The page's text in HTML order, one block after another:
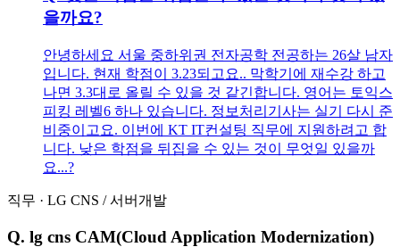
을까요?
안녕하세요 서울 중하위권 전자공학 전공하는 26살 남자
입니다. 현재 학점이 3.23되고요.. 막학기에 재수강 하고
나면 3.3대로 올릴 수 있을 것 같긴합니다. 영어는 토익스
피킹 레벨6 하나 있습니다. 정보처리기사는 실기 다시 준
비중이고요. 이번에 KT IT컨설팅 직무에 지원하려고 합
니다. 낮은 학점을 뒤집을 수 있는 것이 무엇일 있을까
요...?
직무 · LG CNS /서버개발
Q. lg cns CAM(Cloud Application Modernization)